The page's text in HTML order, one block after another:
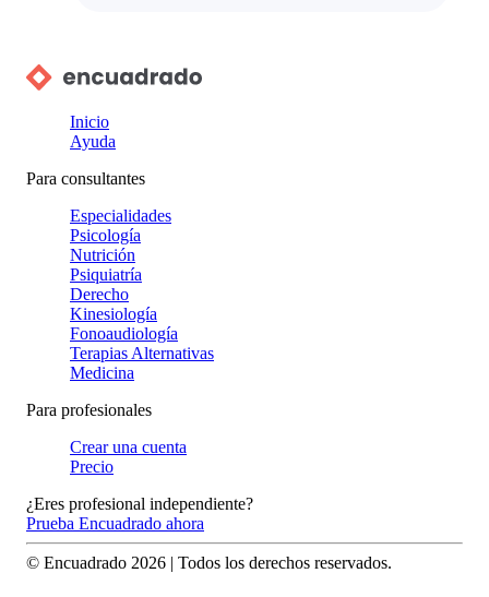
Inicio
Ayuda
Para consultantes
Especialidades
Psicología
Nutrición
Psiquiatría
Derecho
Kinesiología
Fonoaudiología
Terapias Alternativas
Medicina
Para profesionales
Crear una cuenta
Precio
¿Eres profesional independiente?
Prueba Encuadrado ahora
© Encuadrado 2026 | Todos los derechos reservados.